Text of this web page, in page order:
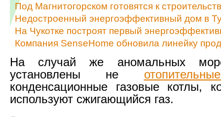
Под Магнитогорском готовятся к
Недостроенный энергоэффективный дом в
На Чукотке построят первый
Компания SenseHome обновила линейку
На случай же аномальных
установлены не
конденсационные газовые котлы,
используют сжигающийся газ.